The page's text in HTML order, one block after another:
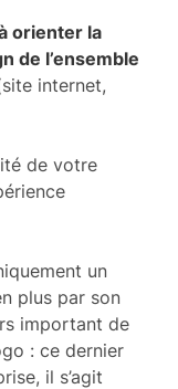
orienter la
de l’ensemble
internet,
de votre
un
plus par son
important de
: ce dernier
il s’agit